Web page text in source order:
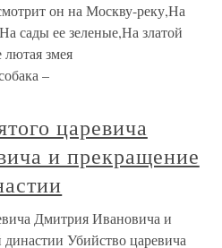
он на Москву-реку,На
сады ее зеленые,На златой
лютая змея
–
царевича
и прекращение
Дмитрия Ивановича и
Убийство царевича